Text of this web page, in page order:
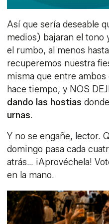
Así que sería deseable
medios) bajaran el tono
el rumbo, al menos
recuperemos nuestra
misma que entre
hace tiempo, y NOS
dando las hostias
urnas.
Y no se engañe, lector.
domingo pasa cada
atrás… ¡Aprovéchela!
en la mano.